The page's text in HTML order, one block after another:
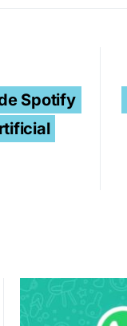
Spotify